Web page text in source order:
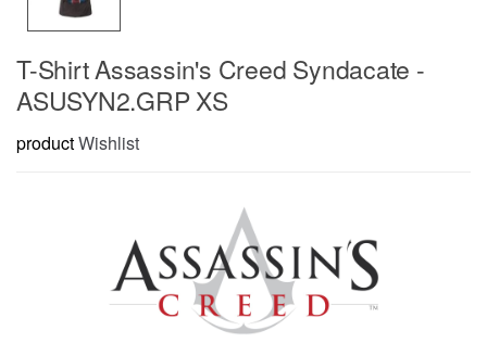
T-Shirt Assassin's Creed Syndacate -
ASUSYN2.GRP XS
productWishlist